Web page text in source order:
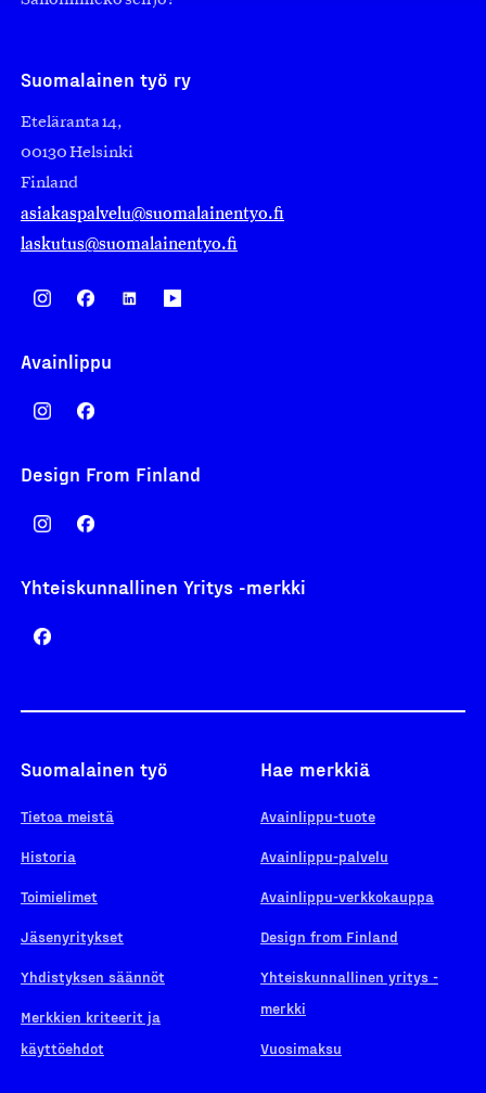
Suomalainen työ ry
Eteläranta 14,
00130 Helsinki
Finland
asiakaspalvelu@suomalainentyo.fi
laskutus@suomalainentyo.fi
Avainlippu
Design From Finland
Yhteiskunnallinen Yritys -merkki
Suomalainen työ
Tietoa meistä
Historia
Toimielimet
Jäsenyritykset
Yhdistyksen säännöt
Merkkien kriteerit ja
käyttöehdot
Hae merkkiä
Avainlippu-tuote
Avainlippu-palvelu
Avainlippu-verkkokauppa
Design from Finland
Yhteiskunnallinen yritys -
merkki
Vuosimaksu